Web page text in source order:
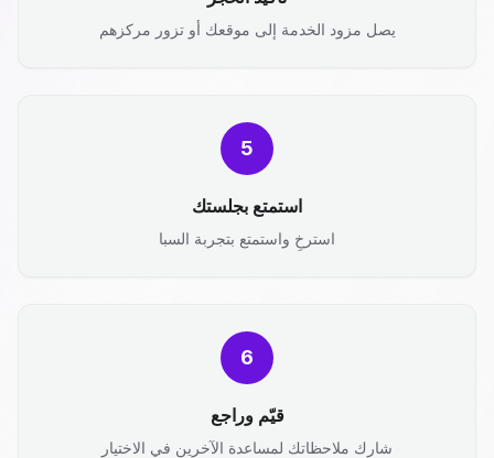
يصل مزود الخدمة إلى موقعك أو تزور مركزهم
5
استمتع بجلستك
استرخِ واستمتع بتجربة السبا
6
قيّم وراجع
شارك ملاحظاتك لمساعدة الآخرين في الاختيار